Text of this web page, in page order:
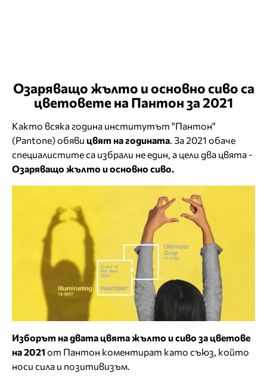
Озаряващо жълто и основно сиво са
цветовете на Пантон за 2021
Както всяка година институтът "Пантон"
(Pantone) обяви цвят на годината . За 2021 обаче
специалистите са избрали не един, а цели два цвята -
Озаряващо жълто и основно сиво.
Изборът на двата цвята жълто и сиво за цветове
на 2021 от Пантон коментират като съюз, който
носи сила и позитивизъм.